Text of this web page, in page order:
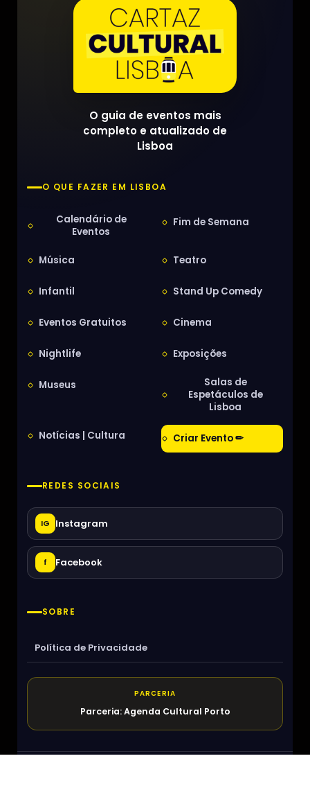
O guia de eventos mais
completo e atualizado de
Lisboa
O QUE FAZER EM LISBOA
Calendário de
Eventos
Fim de Semana
Música Teatro
Infantil Stand Up Comedy
Eventos Gratuitos Cinema
Nightlife Exposições
Museus
Salas de
Espetáculos de
Lisboa
Notícias | Cultura Criar Evento ✏
REDES SOCIAIS
IG Instagram
f Facebook
SOBRE
Política de Privacidade
PARCERIA
Parceria: Agenda Cultural Porto